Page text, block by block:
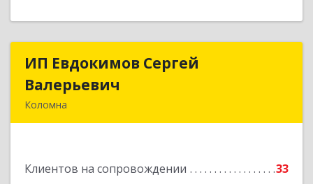
ИП Евдокимов Сергей
Валерьевич
Коломна
Клиентов на сопровождении 33
ИП Евдокимов Сергей
Подробнее